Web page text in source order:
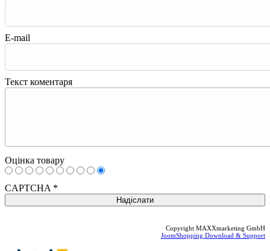
E-mail
Текст коментаря
Оцінка товару
CAPTCHA *
Copyright MAXXmarketing GmbH
JoomShopping Download & Support